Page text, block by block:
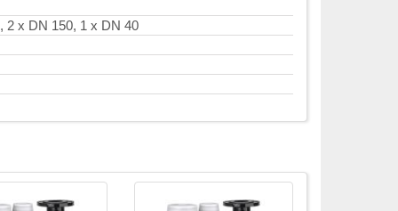
2 x DN 150, 1 x DN 40